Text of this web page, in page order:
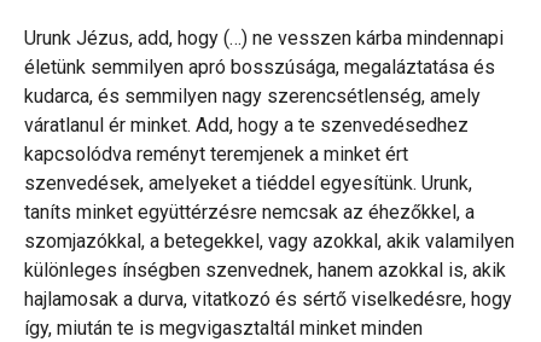
Urunk Jézus, add, hogy (…) ne vesszen kárba mindennapi
életünk semmilyen apró bosszúsága, megaláztatása és
kudarca, és semmilyen nagy szerencsétlenség, amely
váratlanul ér minket. Add, hogy a te szenvedésedhez
kapcsolódva reményt teremjenek a minket ért
szenvedések, amelyeket a tiéddel egyesítünk. Urunk,
taníts minket együttérzésre nemcsak az éhezőkkel, a
szomjazókkal, a betegekkel, vagy azokkal, akik valamilyen
különleges ínségben szenvednek, hanem azokkal is, akik
hajlamosak a durva, vitatkozó és sértő viselkedésre, hogy
így, miután te is megvigasztaltál minket minden